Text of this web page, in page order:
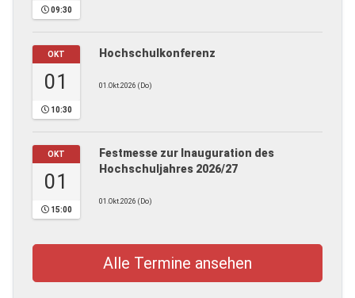
09:30
OKT
01
10:30
Hochschulkonferenz
01.Okt.2026 (Do)
OKT
01
15:00
Festmesse zur Inauguration des
Hochschuljahres 2026/27
01.Okt.2026 (Do)
Alle Termine ansehen